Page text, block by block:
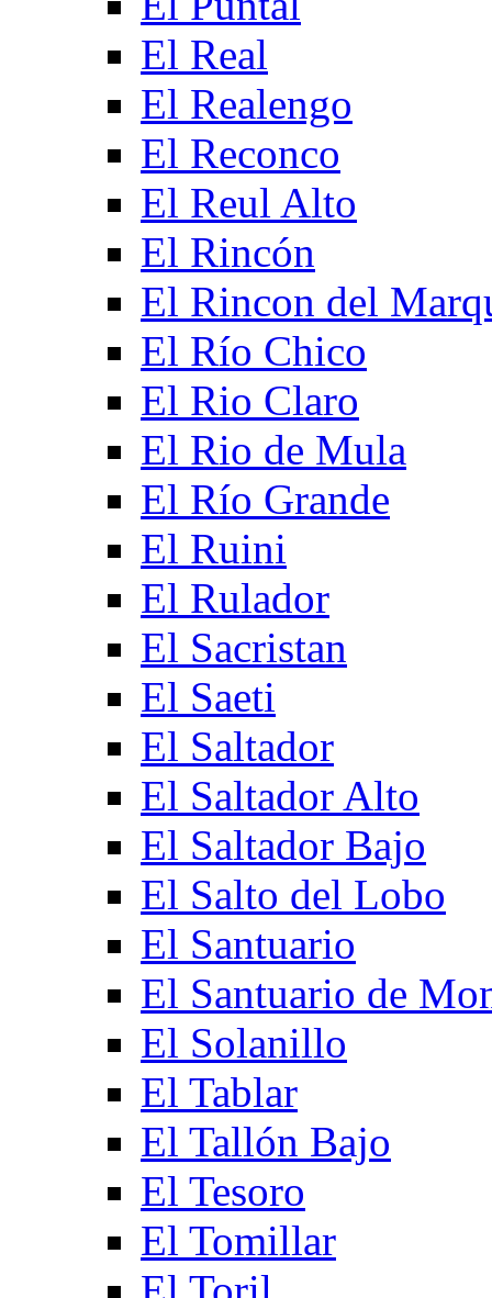
El Real
El Realengo
El Reconco
El Reul Alto
El Rincón
El Rincon del
El Río Chico
El Rio Claro
El Rio de Mula
El Río Grande
El Ruini
El Rulador
El Sacristan
El Saeti
El Saltador
El Saltador Alto
El Saltador Bajo
El Salto del Lobo
El Santuario
El Santuario de
El Solanillo
El Tablar
El Tallón Bajo
El Tesoro
El Tomillar